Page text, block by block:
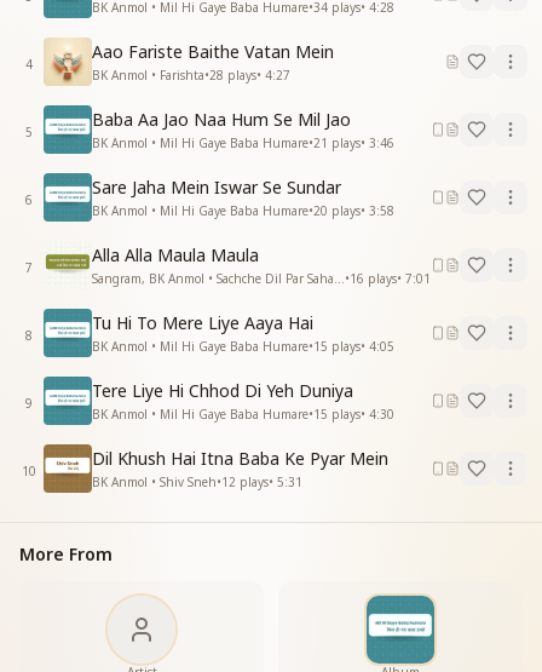
बारासो पचास साल बीते
बारासो पचास साल बीते
बारासो पचास साल बीते
बारासो पचास साल बीते
द्वापर में यहा थे पुजारी पुजारी
रावण का हुआ था राज्य यहा से
ओ ओ ओ ओ ओ ओ ओ ओ
सब आठ कला संपूर्ण थे यहा पे
थोड़ा दुख बढ़ा न यह पे
यहां पे यहां पे यहां पे
बारासो पचास साल बीते
बारासो पचास साल बीते
बारासो पचास साल बीते
बारासो पचास साल बीते
कलियुग में यहा है सब पापी ही पापी
रावण का पॉप बढ़ा हुआ है यहा पे
ओ ओ ओ ओ ओ ओ ओ ओ
सब जीरो कला हो गए है यहा पे
तू ही पतितो को पावन बनाता
कल्प के अंत में तुही तो आता
गीता का ज्ञान हमें तू सुनाता
राजयोग यहा पे हमे तू सिखाता
तू ही पतितो को पावन बनाता
BK Anmol • Mil Hi Gaye Baba Humare•34 plays• 4:28
4
Aao Fariste Baithe Vatan Mein
BK Anmol • Farishta•28 plays• 4:27
5
Baba Aa Jao Naa Hum Se Mil Jao
BK Anmol • Mil Hi Gaye Baba Humare•21 plays• 3:46
6
Sare Jaha Mein Iswar Se Sundar
BK Anmol • Mil Hi Gaye Baba Humare•20 plays• 3:58
7
Alla Alla Maula Maula
•16 plays• 7:01
8
Tu Hi To Mere Liye Aaya Hai
BK Anmol • Mil Hi Gaye Baba Humare•15 plays• 4:05
9
Tere Liye Hi Chhod Di Yeh Duniya
BK Anmol • Mil Hi Gaye Baba Humare•15 plays• 4:30
10
Dil Khush Hai Itna Baba Ke Pyar Mein
BK Anmol • Shiv Sneh•12 plays• 5:31
More From